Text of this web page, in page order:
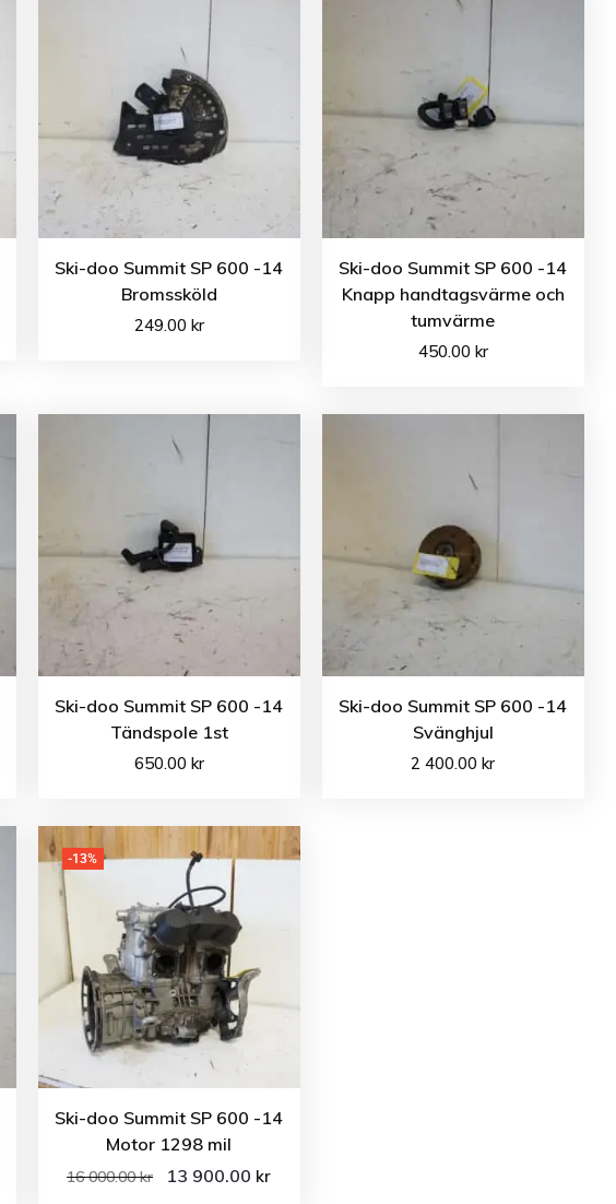
Ski-doo Summit SP 600 -14
Bromssköld
249.00 kr
Ski-doo Summit SP 600 -14
Knapp handtagsvärme och
tumvärme
450.00 kr
Ski-doo Summit SP 600 -14
Tändspole 1st
650.00 kr
Ski-doo Summit SP 600 -14
Svänghjul
2 400.00kr
-13%
Ski-doo Summit SP 600 -14
Motor 1298 mil
16 000.00kr 13 900.00 kr